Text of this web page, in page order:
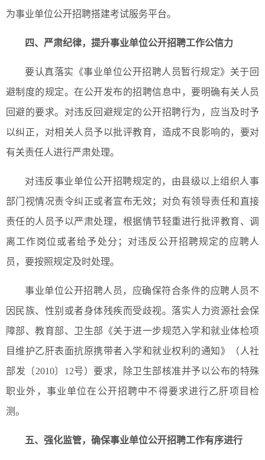
为事业单位公开招聘搭建考试服务平台。
四、 严肃纪律，提升事业单位公开招聘工作公信力
要认真落实《事业单位公开招聘人员暂行规定》关于回
避制度的规定。在公开发布的招聘信息中，要明确有关人员
回避的要求。对违反回避规定的公开招聘行为，应当及时予
以纠正，对相关人员予以批评教育，造成不良影响的，要对
有关责任人进行严肃处理。
对违反事业单位公开招聘规定的，由县级以上组织人事
部门视情况责令纠正或者宣布无效；对负有领导责任和直接
责任的人员予以严肃处理，根据情节轻重进行批评教育、调
离工作岗位或者给予处分；对违反公开招聘规定的应聘人
员，要按照规定及时处理。
事业单位公开招聘人员，应确保符合条件的应聘人员不
因民族、性别或者身体残疾而受歧视。落实人力资源社会保
障部、教育部、卫生部《关于进一步规范入学和就业体检项
目维护乙肝表面抗原携带者入学和就业权利的通知》（人社
部发 〔 2010〕 12号）要求，除卫生部核准并予以公布的特殊
职业外，事业单位在公开招聘中不得要求进行乙肝项目检
测。
五、 强化监管，确保事业单位公开招聘工作有序进行